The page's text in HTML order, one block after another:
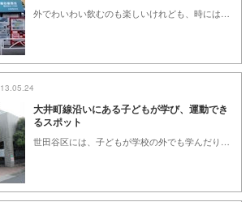
大井町線沿いにある子どもが学び、運動でき
るスポット